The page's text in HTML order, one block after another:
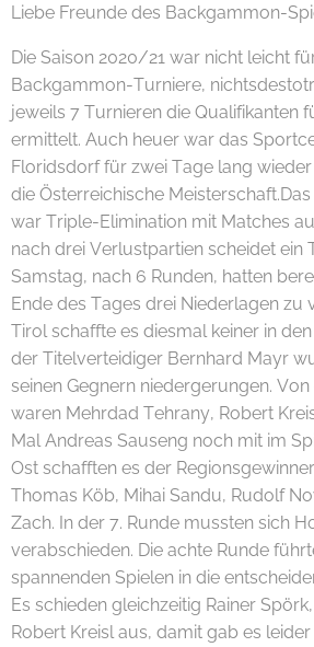
Liebe Freunde des Backgammon-
Die Saison 2020/21 war nicht leicht
Backgammon-Turniere,
jeweils 7 Turnieren die Qualifikanten
ermittelt. Auch heuer war das
Floridsdorf für zwei Tage lang
die Österreichische
war Triple-Elimination mit Matches
nach drei Verlustpartien scheidet ein
Samstag, nach 6 Runden, hatten
Ende des Tages drei Niederlagen zu
Tirol schaffte es diesmal keiner in
der Titelverteidiger Bernhard Mayr
seinen Gegnern niedergerungen.
waren Mehrdad Tehrany, Robert
Mal Andreas Sauseng noch mit im
Ost schafften es der
Thomas Köb, Mihai Sandu, Rudolf
Zach. In der 7. Runde mussten sich
verabschieden. Die achte Runde
spannenden Spielen in die
Es schieden gleichzeitig Rainer
Robert Kreisl aus, damit gab es